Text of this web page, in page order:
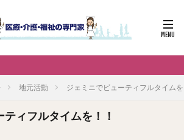
地元活動 ジェミニでビューティフルタイム
ィフルタイムを！！